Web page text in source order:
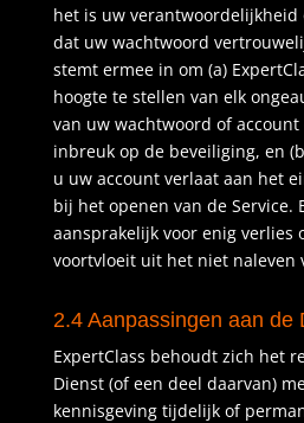
het is uw verantwoordelijkheid
dat uw wachtwoord
stemt ermee in om (a)
hoogte te stellen van elk
van uw wachtwoord of
inbreuk op de beveiliging, en
u uw account verlaat aan het
bij het openen van de Service.
aansprakelijk voor enig verlies
voortvloeit uit het niet naleven
2.4 Aanpassingen aan de
ExpertClass behoudt zich het
Dienst (of een deel daarvan)
kennisgeving tijdelijk of